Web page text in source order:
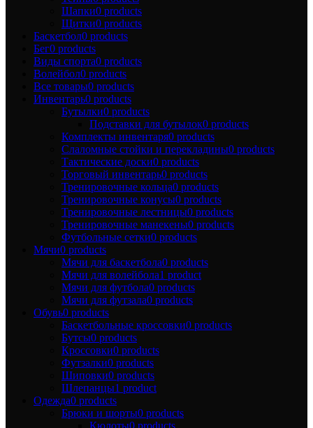
Шапки0 products
Щитки0 products
Баскетбол0 products
Бег0 products
Виды спорта0 products
Волейбол0 products
Все товары0 products
Инвентарь0 products
Бутылки0 products
Подставки для бутылок0 products
Комплекты инвентаря0 products
Слаломные стойки и перекладины0 products
Тактические доски0 products
Торговый инвентарь0 products
Тренировочные кольца0 products
Тренировочные конусы0 products
Тренировочные лестницы0 products
Тренировочные манекены0 products
Футбольные сетки0 products
Мячи0 products
Мячи для баскетбола0 products
Мячи для волейбола1 product
Мячи для футбола0 products
Мячи для футзала0 products
Обувь0 products
Баскетбольные кроссовки0 products
Бутсы0 products
Кроссовки0 products
Футзалки0 products
Шиповки0 products
Шлепанцы1 product
Одежда0 products
Брюки и шорты0 products
Кюлоты0 products